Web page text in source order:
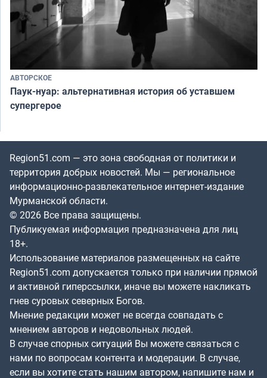
АВТОРСКОЕ
Паук-нуар: альтернативная история об уставшем
супергерое
Region51.com — это зона свободная от политики и
территория добрых новостей. Мы — региональное
информационно-развлекательное интернет-издание
Мурманской области.
© 2026 Все права защищены.
Публикуемая информация предназначена для лиц
18+.
Использование материалов размещенных на сайте
Region51.com допускается только при наличии прямой
и активной гиперссылки, иначе вы можете накликать
гнев суровых северных Богов.
Мнение редакции может не всегда совпадать с
мнением авторов и недовольных людей.
В случае спорных ситуаций Вы можете связаться с
нами по вопросам контента и модерации. В случае,
если вы хотите стать нашим автором, напишите нам и